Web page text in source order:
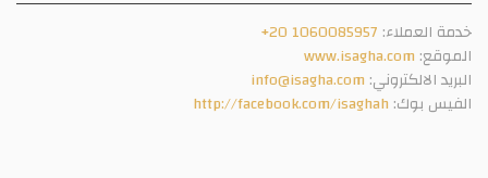
خدمة العملاء: +20 1060085957
الموقع: www.isagha.com
البريد الالكتروني: info@isagha.com
الفيس بوك: http://facebook.com/isaghah